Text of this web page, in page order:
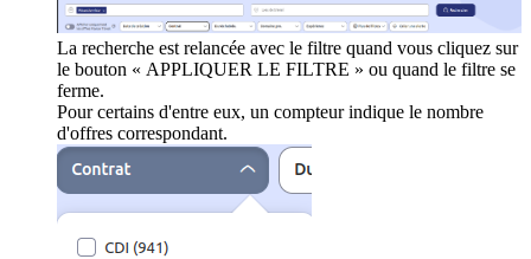
La recherche est relancée avec le filtre quand vous cliquez sur
le bouton « APPLIQUER LE FILTRE » ou quand le filtre se
ferme.
Pour certains d'entre eux, un compteur indique le nombre
d'offres correspondant.